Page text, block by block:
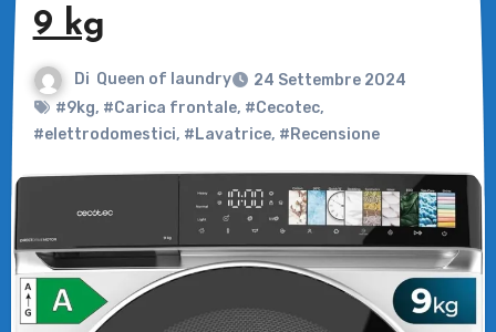
9 kg
Di Queen of laundry
24 Settembre 2024
#9kg, #Carica frontale, #Cecotec,
#elettrodomestici, #Lavatrice, #Recensione